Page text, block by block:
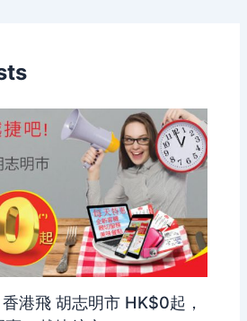
港飛 胡志明市 HK$0起，